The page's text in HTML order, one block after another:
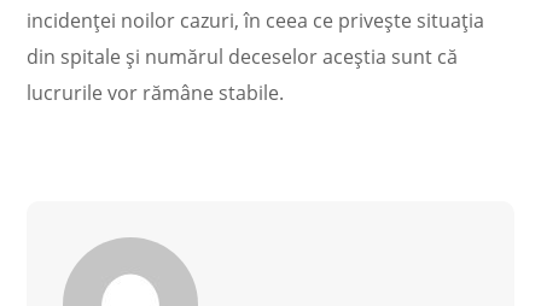
incidenţei noilor cazuri, în ceea ce priveşte situaţia
din spitale şi numărul deceselor aceştia sunt că
lucrurile vor rămâne stabile.